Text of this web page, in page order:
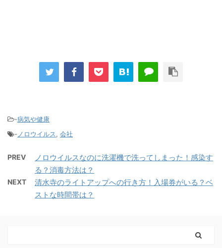
-病気や健康
- ノロウイルス, 会社
PREV
ノロウイルスなのに洗濯機で洗ってしまった！感染す
る？消毒方法は？
NEXT
清水寺のライトアップへの行き方！入場券がいる？ベ
ストな時間帯は？